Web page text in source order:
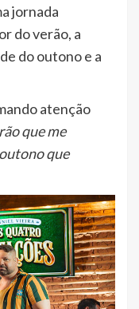
jornada
do verão, a
do outono e a
atenção
que me
que